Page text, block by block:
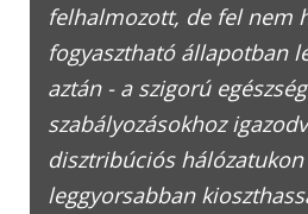
felhalmozott, de fel nem
fogyasztható állapotban
aztán - a szigorú
szabályozásokhoz
disztribúciós
leggyorsabban